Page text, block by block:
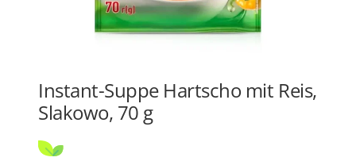
Instant-Suppe Hartscho mit Reis,
Slakowo, 70 g